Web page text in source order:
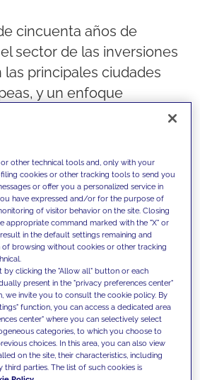
cincuenta años de
sector de las inversiones
las principales ciudades
y un enfoque
Dils lanzó «This is
di quartiere», un
digital para impulsar
milaneses, en el que
más auténticos y
tiendas históricas o
para contemplar la ciudad
y desarrollamos el
my Milano», desde sus
seguimos su dirección y
y apoyamos a Dils
other technical tools and, only with your
cookies or other tracking tools to send you
or offer you a personalized service in
have expressed and/or for the purpose of
of visitor behavior on the site. Closing
appropriate command marked with the "X" or
in the default settings remaining and
browsing without cookies or other tracking
by clicking the "Allow all" button or each
present in the "privacy preferences center"
we invite you to consult the cookie policy. By
function, you can access a dedicated area
center" where you can selectively select
categories, to which you choose to
choices. In this area, you can also view
on the site, their characteristics, including
third parties. The list of such cookies is